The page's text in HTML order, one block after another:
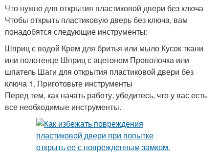
Что нужно для открытия пластиковой двери без ключа
Чтобы открыть пластиковую дверь без ключа, вам
понадобятся следующие инструменты:
Шприц с водой Крем для бритья или мыло Кусок ткани
или полотенце Шприц с ацетоном Проволочка или
шпатель Шаги для открытия пластиковой двери без
ключа 1. Приготовьте инструменты
Перед тем, как начать работу, убедитесь, что у вас есть
все необходимые инструменты.